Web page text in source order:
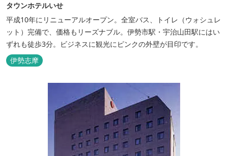
タウンホテルいせ
平成10年にリニューアルオープン。全室バス、トイレ（ウォシュレ
ット）完備で、価格もリーズナブル。伊勢市駅・宇治山田駅にはい
ずれも徒歩3分。ビジネスに観光にピンクの外壁が目印です。
伊勢志摩